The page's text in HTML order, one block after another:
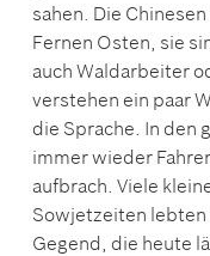
sahen. Die
Fernen Osten, sie
auch Waldarbeiter
verstehen ein paar
die Sprache. In den
immer wieder
aufbrach. Viele
Sowjetzeiten
Gegend, die heute